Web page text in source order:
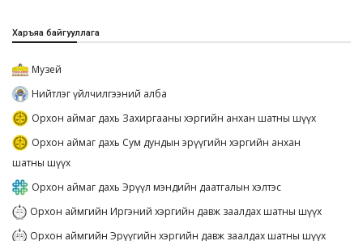
Харъяа байгууллага
Музей
Нийтлэг үйлчилгээний алба
Орхон аймаг дахь Захиргааны хэргийн анхан шатны шүүх
Орхон аймаг дахь Сум дундын эрүүгийн хэргийн анхан
шатны шүүх
Орхон аймаг дахь Эрүүл мэндийн даатгалын хэлтэс
Орхон аймгийн Иргэний хэргийн давж заалдах шатны шүүх
Орхон аймгийн Эрүүгийн хэргийн давж заалдах шатны шүүх